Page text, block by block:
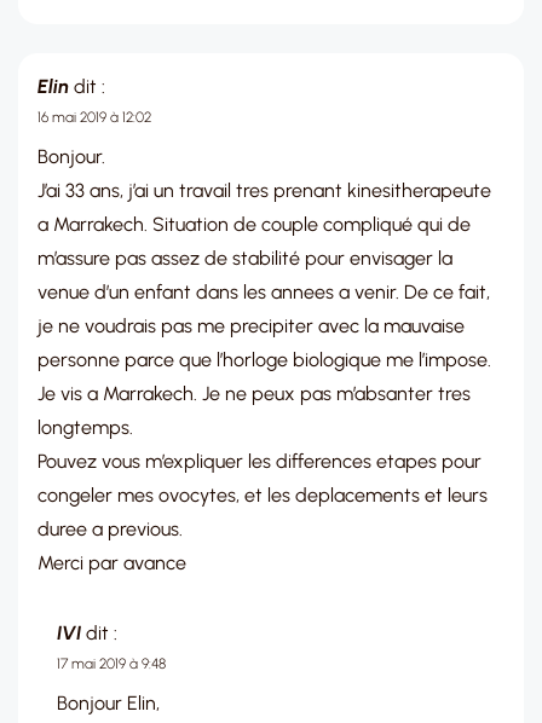
Elin dit :
16 mai 2019 à 12:02
Bonjour.
J’ai 33 ans, j’ai un travail tres prenant kinesitherapeute
a Marrakech. Situation de couple compliqué qui de
m’assure pas assez de stabilité pour envisager la
venue d’un enfant dans les annees a venir. De ce fait,
je ne voudrais pas me precipiter avec la mauvaise
personne parce que l’horloge biologique me l’impose.
Je vis a Marrakech. Je ne peux pas m’absanter tres
longtemps.
Pouvez vous m’expliquer les differences etapes pour
congeler mes ovocytes, et les deplacements et leurs
duree a previous.
Merci par avance
IVI dit :
17 mai 2019 à 9:48
Bonjour Elin,